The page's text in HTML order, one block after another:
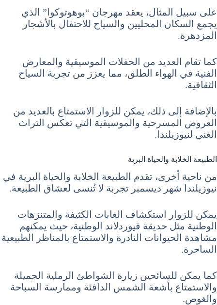
على سبيل المثال، يعقد مهرجان “بوهوتوكوا” الذي
يجمع السكان المحليين والسياح للاحتفال بالأشجار
المزدهرة.
كما تقام العديد من الحفلات الموسيقية والمعارض
الفنية في الهواء الطلق، مما يعزز من تجربة السياح
الثقافية.
بالإضافة إلى ذلك، يمكن للزوار الاستمتاع بالعديد من
العروض المسرحية والموسيقية التي تعكس التراث
الغني لنيوزيلندا.
الطبيعة الخلابة والحياة البرية
من ناحية أخرى، تقدم الطبيعة الخلابة والحياة البرية في
نيوزيلندا شهر ديسمبر تجربة لا تُنسى لعشاق الطبيعة.
يمكن للزوار استكشاف الغابات الكثيفة والمتنزهات
الوطنية مثل حديقة فيوردلاند الوطنية، حيث يمكنهم
مشاهدة الحيوانات النادرة والاستمتاع بالمناظر الطبيعية
الساحرة.
كما يمكن للسائحين زيارة الشواطئ الرملية الجميلة
والاستمتاع بأشعة الشمس الدافئة وممارسة السباحة
والغوص.